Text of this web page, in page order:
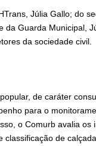
Júlia Gallo; do
Guarda Municipal,
da sociedade civil.
de caráter
para o
o Comurb avalia
de